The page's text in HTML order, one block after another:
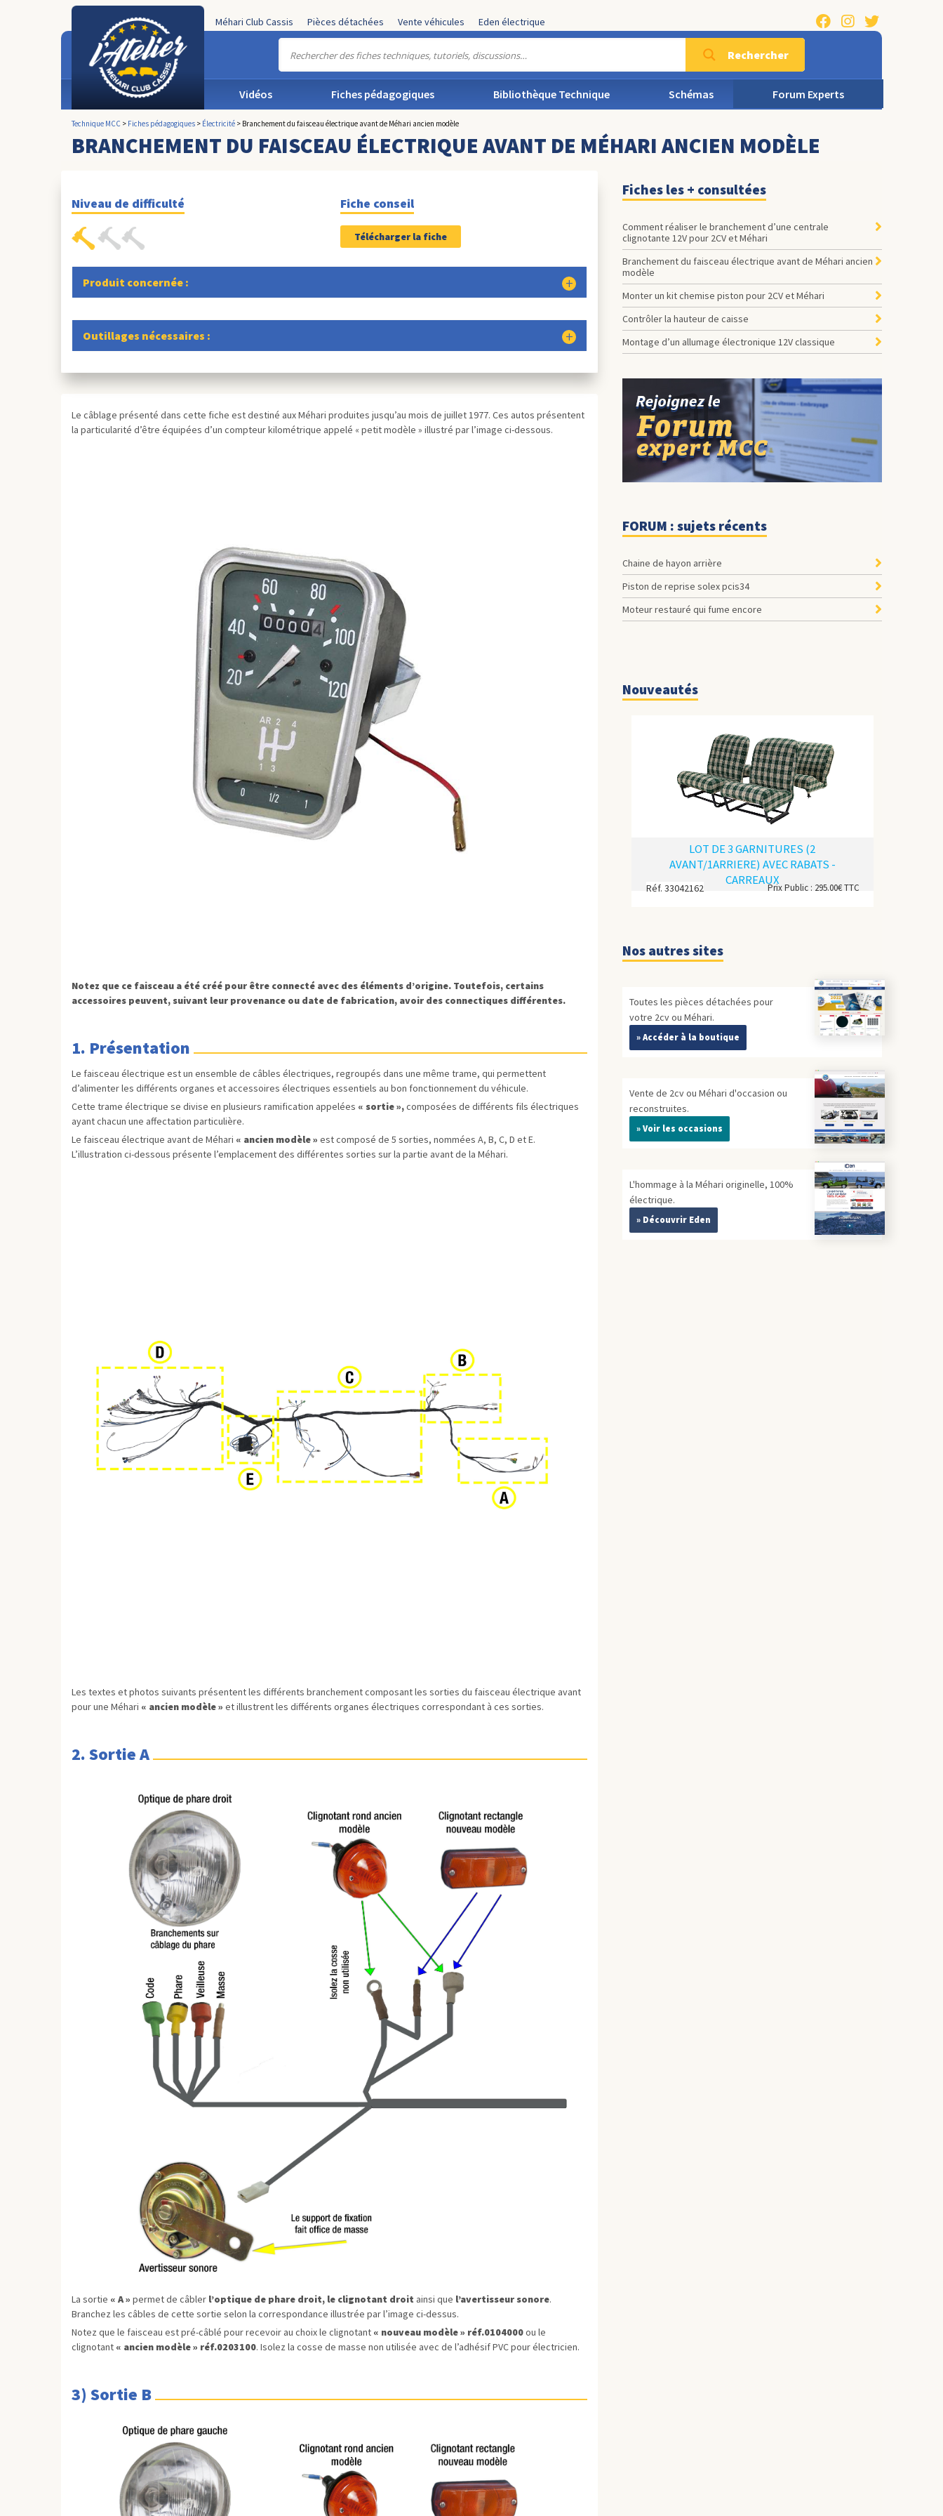
Méhari Club Cassis Pièces détachées Vente véhicules Eden électrique
Rechercher
Vidéos Fiches pédagogiques Bibliothèque Technique Schémas Forum Experts
Technique MCC > Fiches pédagogiques > Électricité > Branchement du faisceau électrique avant de Méhari ancien modèle
BRANCHEMENT DU FAISCEAU ÉLECTRIQUE AVANT DE MÉHARI ANCIEN MODÈLE
Niveau de difficulté Fiche conseil
Télécharger la fiche
Produit concernée :
Outillages nécessaires :
Le câblage présenté dans cette fiche est destiné aux Méhari produites jusqu’au mois de juillet 1977. Ces autos présentent
la particularité d’être équipées d’un compteur kilométrique appelé « petit modèle » illustré par l’image ci-dessous.
Notez que ce faisceau a été créé pour être connecté avec des éléments d’origine. Toutefois, certains
accessoires peuvent, suivant leur provenance ou date de fabrication, avoir des connectiques différentes.
1. Présentation
Le faisceau électrique est un ensemble de câbles électriques, regroupés dans une même trame, qui permettent
d’alimenter les différents organes et accessoires électriques essentiels au bon fonctionnement du véhicule.
Cette trame électrique se divise en plusieurs ramification appelées « sortie »,composées de différents fils électriques
ayant chacun une affectation particulière.
Le faisceau électrique avant de Méhari « ancien modèle » est composé de 5 sorties, nommées A, B, C, D et E.
L’illustration ci-dessous présente l’emplacement des différentes sorties sur la partie avant de la Méhari.
Les textes et photos suivants présentent les différents branchement composant les sorties du faisceau électrique avant
pour une Méhari « ancien modèle » et illustrent les différents organes électriques correspondant à ces sorties.
2. Sortie A
La sortie « A » permet de câbler l’optique de phare droit, le clignotant droit ainsi que l’avertisseur sonore.
Branchez les câbles de cette sortie selon la correspondance illustrée par l’image ci-dessus.
Notez que le faisceau est pré-câblé pour recevoir au choix le clignotant « nouveau modèle » réf.0104000ou le
clignotant « ancien modèle » réf.0203100. Isolez la cosse de masse non utilisée avec de l’adhésif PVC pour électricien.
3) Sortie B
Fiches les + consultées
Comment réaliser le branchement d’une centrale
clignotante 12V pour 2CV et Méhari
Branchement du faisceau électrique avant de Méhari ancien
modèle
Monter un kit chemise piston pour 2CV et Méhari
Contrôler la hauteur de caisse
Montage d’un allumage électronique 12V classique
FORUM : sujets récents
Chaine de hayon arrière
Piston de reprise solex pcis34
Moteur restauré qui fume encore
Nouveautés
LOT DE 3 GARNITURES (2
AVANT/1ARRIERE) AVEC RABATS -
CARREAUX
Réf. 33042162 Prix Public : 295.00€ TTC
Nos autres sites
Toutes les pièces détachées pour
votre 2cv ou Méhari.
» Accéder à la boutique
Vente de 2cv ou Méhari d'occasion ou
reconstruites.
» Voir les occasions
L'hommage à la Méhari originelle, 100%
électrique.
» Découvrir Eden